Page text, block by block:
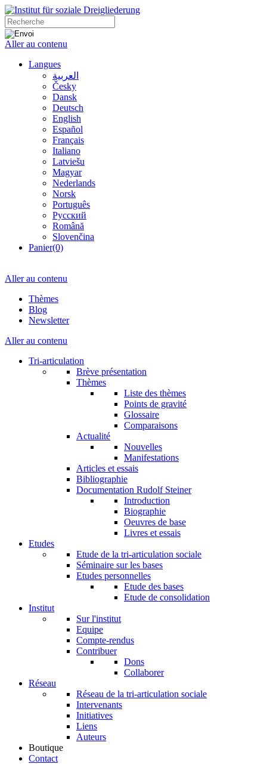
Aller au contenu
Langues
العربية
Česky
Dansk
Deutsch
English
Español
Français
Italiano
Latviešu
Magyar
Nederlands
Norsk
Português
Русский
Română
Slovenčina
Panier(0)
Aller au contenu
Thèmes
Blog
Newsletter
Aller au contenu
Tri-articulation
Brève présentation
Thèmes
Liste des thèmes
Points de gravité
Glossaire
Comparaisons
Actualité
Nouvelles
Manifestations
Articles et essais
Bibliographie
Documentation Rudolf Steiner
Introduction
Biographie
Oeuvres de base
Livres et essais
Etudes
Etude de la tri-articulation sociale
Séminaire sur les bases
Etudes personnelles
Etude des bases
Etude de consolidation
Institut
Sur l'institut
Equipe
Compte-rendus
Contribuer
Dons
Collaborer
Réseau
Réseau de la tri-articulation sociale
Intervenants
Initiatives
Liens
Auteurs
Boutique
Contact